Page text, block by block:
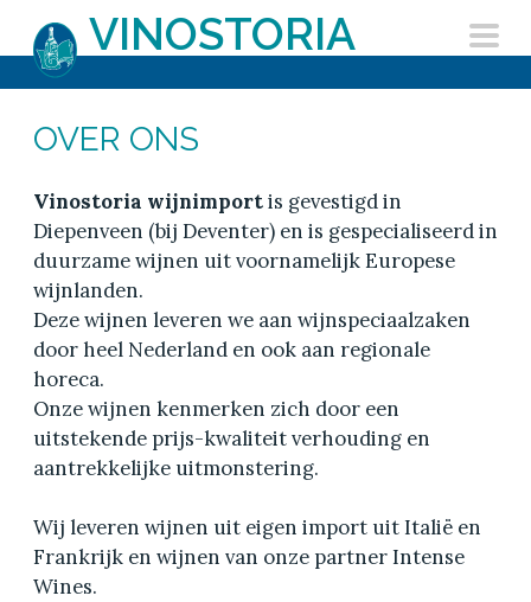
content
VINOSTORIA
OVER ONS
Vinostoria wijnimportis gevestigd in
Diepenveen (bij Deventer) en is gespecialiseerd in
duurzame wijnen uit voornamelijk Europese
wijnlanden.
Deze wijnen leveren we aan wijnspeciaalzaken
door heel Nederland en ook aan regionale
horeca.
Onze wijnen kenmerken zich door een
uitstekende prijs-kwaliteit verhouding en
aantrekkelijke uitmonstering.
Wij leveren wijnen uit eigen import uit Italië en
Frankrijk en wijnen van onze partner Intense
Wines.